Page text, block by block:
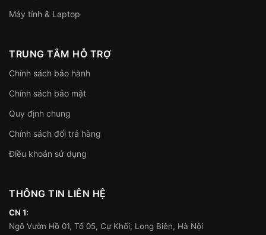
Máy tính & Laptop
TRUNG TÂM HỖ TRỢ
Chính sách bảo hành
Chính sách bảo mật
Quy định chung
Chính sách đổi trả hàng
Điều khoản sử dụng
THÔNG TIN LIÊN HỆ
CN 1:
Ngõ Vườn Hồ 01, Tổ 05, Cự Khối, Long Biên, Hà Nội